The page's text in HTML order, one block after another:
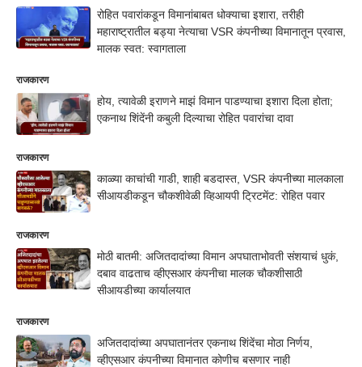
रोहित पवारांकडून विमानांबाबत धोक्याचा इशारा, तरीही
महाराष्ट्रातील बड्या नेत्याचा VSR कंपनीच्या विमानातून प्रवास,
मालक स्वत: स्वागताला
राजकारण
होय, त्यावेळी इराणने माझं विमान पाडण्याचा इशारा दिला होता;
एकनाथ शिंदेंनी कबुली दिल्याचा रोहित पवारांचा दावा
राजकारण
काळ्या काचांची गाडी, शाही बडदास्त, VSR कंपनीच्या मालकाला
सीआयडीकडून चौकशीवेळी व्हिआयपी ट्रिटमेंट: रोहित पवार
राजकारण
मोठी बातमी: अजितदादांच्या विमान अपघाताभोवती संशयाचं धुकं,
दबाव वाढताच व्हीएसआर कंपनीचा मालक चौकशीसाठी
सीआयडीच्या कार्यालयात
राजकारण
अजितदादांच्या अपघातानंतर एकनाथ शिंदेंचा मोठा निर्णय,
व्हीएसआर कंपनीच्या विमानात कोणीच बसणार नाही